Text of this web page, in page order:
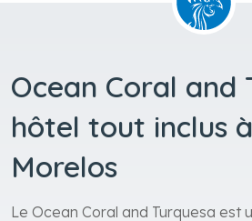
Ocean Coral and
hôtel tout inclus
Morelos
Le Ocean Coral and Turquesa est